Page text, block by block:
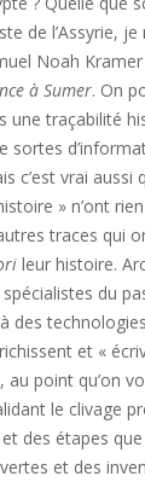
de l’Assyrie, je
Noah
à Sumer. On
une traçabilité
sortes
c’est vrai
» n’ont
traces qui
leur histoire.
du
des
et «
au point qu’on
le clivage
des étapes
et des